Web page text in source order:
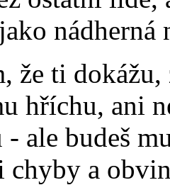
nádherná
že ti dokážu,
hříchu, ani
- ale budeš
chyby a